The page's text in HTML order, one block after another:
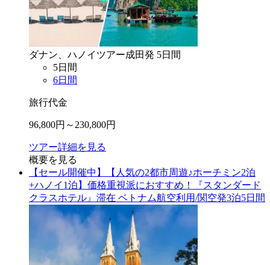
ダナン、ハノイ ツアー成田発 5日間
5日間
6日間
旅行代金
96,800円～ 230,800円
ツアー詳細を見る
概要を見る
【セール開催中】【人気の2都市周遊♪ホーチミン2泊
+ハノイ1泊】価格重視派におすすめ！『スタンダード
クラスホテル』滞在 ベトナム航空利用/関空発3泊5日間